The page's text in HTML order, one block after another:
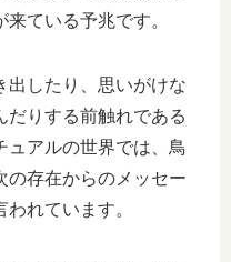
来ている予兆です。
出したり、思いがけな
だりする前触れである
ュアルの世界では、鳥
の存在からのメッセー
れています。